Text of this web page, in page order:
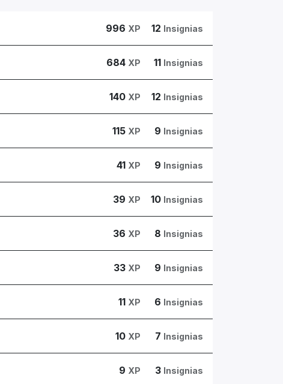
996 XP 12 Insignias
684 XP 11 Insignias
140 XP 12 Insignias
115 XP 9 Insignias
41 XP 9 Insignias
39 XP 10 Insignias
36 XP 8 Insignias
33 XP 9 Insignias
11 XP 6 Insignias
10 XP 7 Insignias
9 XP 3 Insignias